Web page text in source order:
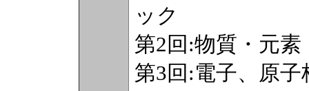
ック
第2回:物質・元
第3回:電子、原